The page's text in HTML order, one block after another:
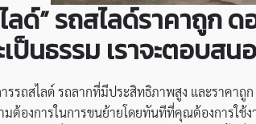
ลด์” รถสไลด์ราคาถูก
เป็นธรรม เราจะตอบ
รรถสไลด์ รถลากที่มีประสิทธิภาพสูง และราคาถูก
ต้องการในการขนย้ายโดยทันทีที่คุณต้องการใช้ง